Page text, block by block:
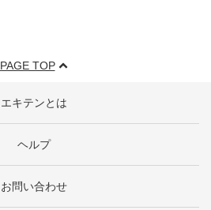
PAGE TOP
エキテンとは
ヘルプ
お問い合わせ